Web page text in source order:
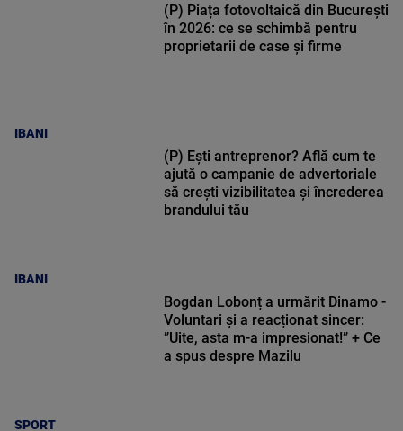
IBANI
(P) Piața fotovoltaică din București
în 2026: ce se schimbă pentru
proprietarii de case și firme
IBANI
(P) Ești antreprenor? Află cum te
ajută o campanie de advertoriale
să crești vizibilitatea și încrederea
brandului tău
SPORT
Bogdan Lobonț a urmărit Dinamo -
Voluntari și a reacționat sincer:
”Uite, asta m-a impresionat!” + Ce
a spus despre Mazilu